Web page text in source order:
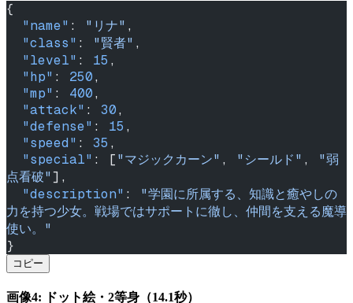
{
  "name"
: "リナ" ,
  "class"
: "賢者" ,
  "level"
: 15 ,
  "hp"
: 250,
  "mp"
: 400,
  "attack"
: 30,
  "defense"
: 15 ,
  "speed"
: 35 ,
  "special"
: ["マジックカーン" , "シールド" , "弱
点看破"],
  "description"
: "学園に所属する、知識と癒やしの
力を持つ少女。戦場ではサポートに徹し、仲間を支える魔導
使い。"
}
コピー
画像4: ドット絵・2等身（14.1秒）